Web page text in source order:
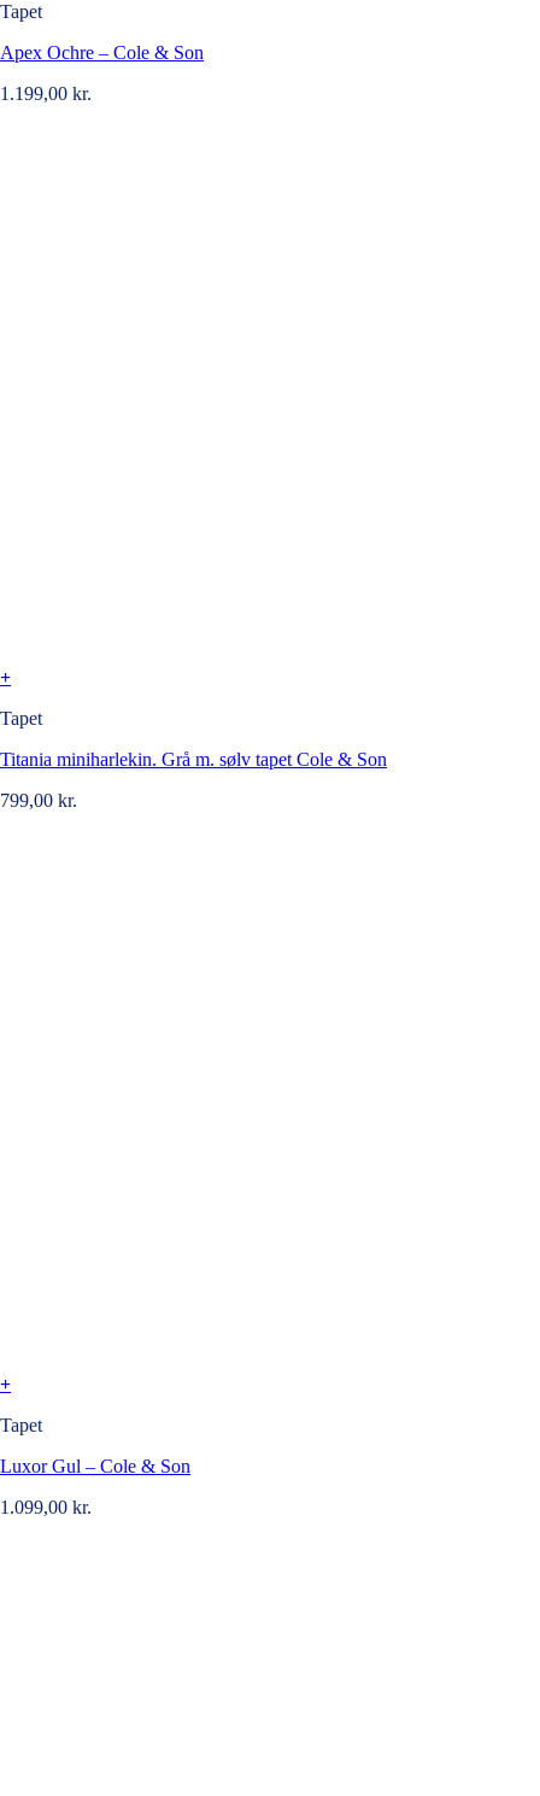
Tapet
Apex Ochre – Cole & Son
1.199,00 kr.
+
Tapet
Titania miniharlekin. Grå m. sølv tapet Cole & Son
799,00 kr.
+
Tapet
Luxor Gul – Cole & Son
1.099,00 kr.